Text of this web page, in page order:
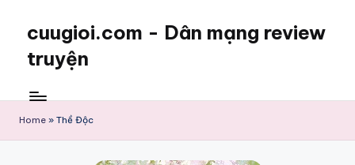
cuugioi.com - Dân mạng review
truyện
Home » Thề Độc